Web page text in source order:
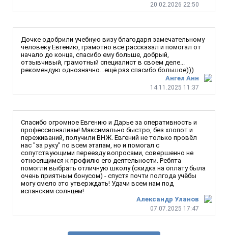
20.02.2026 22:50
Ангел Анн
14.11.2025 11:37
Дочке одобрили учебную визу благодаря замечательному
человеку Евгению, грамотно всё рассказал и помогал от
начало до конца, спасибо ему больше, добрый,
отзывчивый, грамотный специалист в своем деле...
рекомендую однозначно...ещё раз спасибо большое)))
Александр Уланов
07.07.2025 17:47
Спасибо огромное Евгению и Дарье за оперативность и
профессионализм! Максимально быстро, без хлопот и
переживаний, получили ВНЖ. Евгений не только провёл
нас "за руку" по всем этапам, но и помогал с
сопутствующими переезду вопросами, совершенно не
относящимся к профилю его деятельности. Ребята
помогли выбрать отличную школу (скидка на оплату была
очень приятным бонусом) - спустя почти полгода учёбы
могу смело это утверждать! Удачи всем нам под
испанским солнцем!